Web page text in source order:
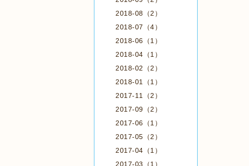
2018-08（2）
2018-07（4）
2018-06（1）
2018-04（1）
2018-02（2）
2018-01（1）
2017-11（2）
2017-09（2）
2017-06（1）
2017-05（2）
2017-04（1）
2017-03（1）